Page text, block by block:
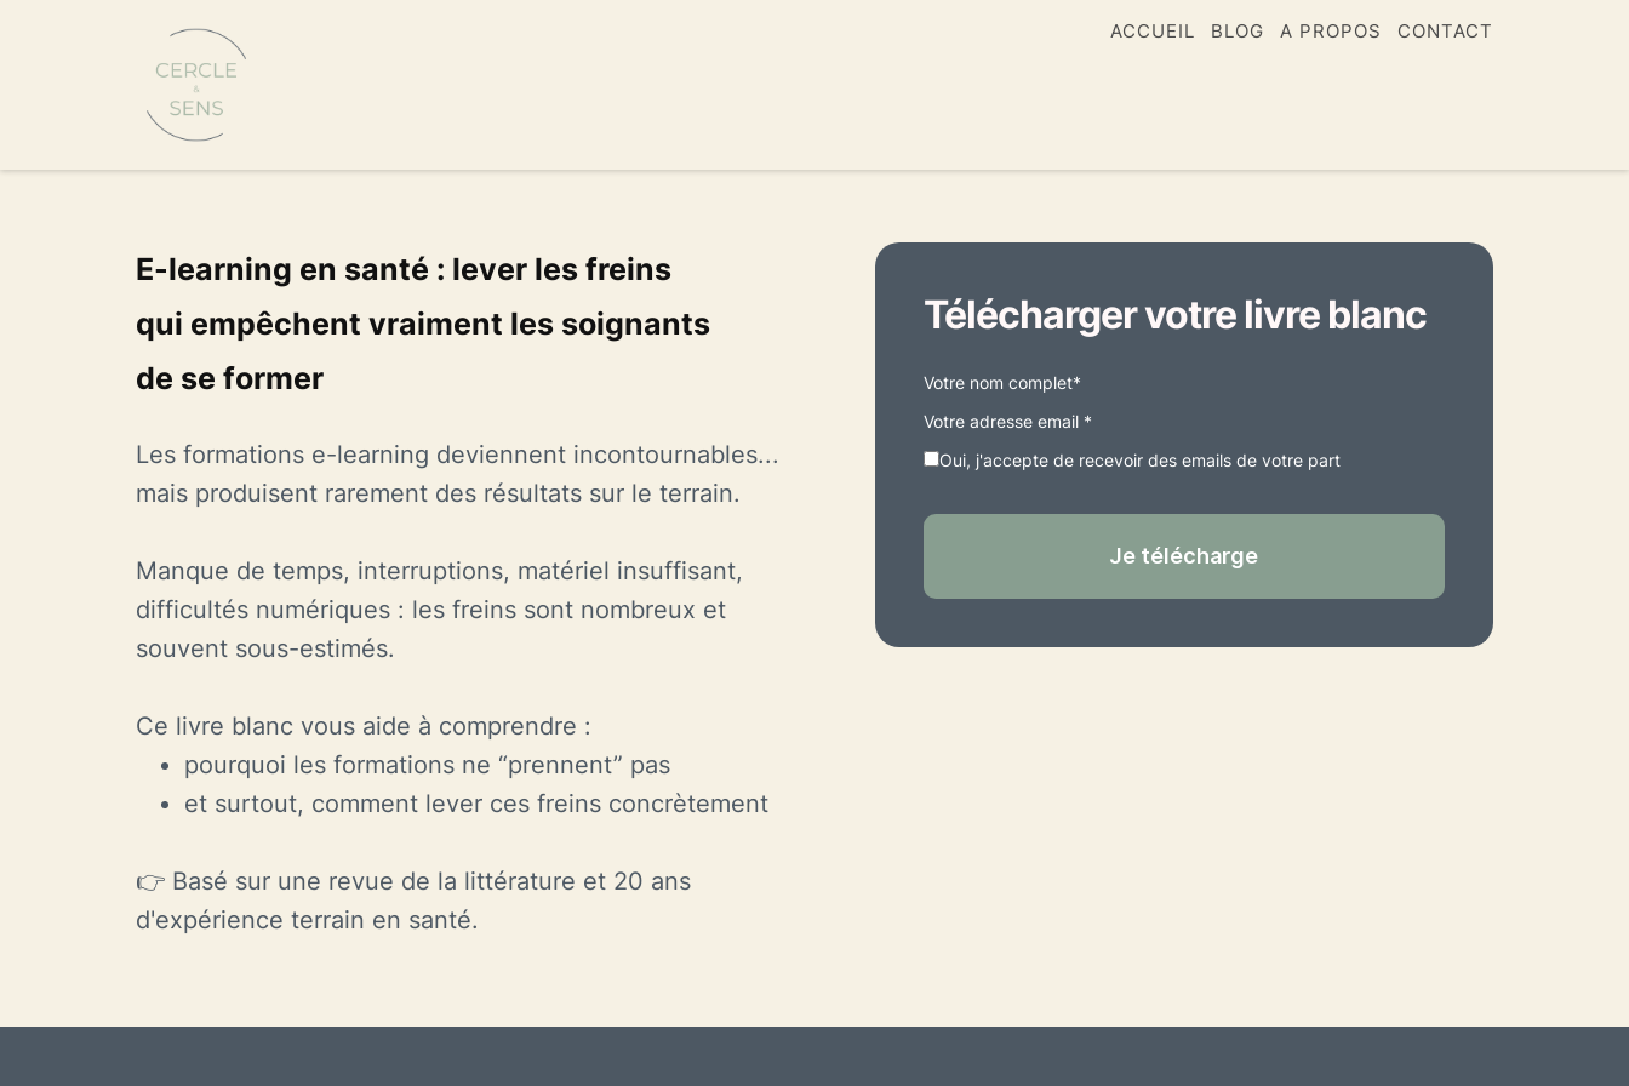
ACCUEIL BLOG A PROPOS CONTACT
E-learning en santé : lever les freins
qui empêchent vraiment les soignants
de se former
Les formations e-learning deviennent incontournables...
mais produisent rarement des résultats sur le terrain.
Manque de temps, interruptions, matériel insuffisant,
difficultés numériques : les freins sont nombreux et
souvent sous-estimés.
Ce livre blanc vous aide à comprendre :
pourquoi les formations ne “prennent” pas
et surtout, comment lever ces freins concrètement
👉 Basé sur une revue de la littérature et 20 ans
d'expérience terrain en santé.
Télécharger votre livre blanc
Votre nom complet*
Votre adresse email *
Oui, j'accepte de recevoir des emails de votre part
Je télécharge